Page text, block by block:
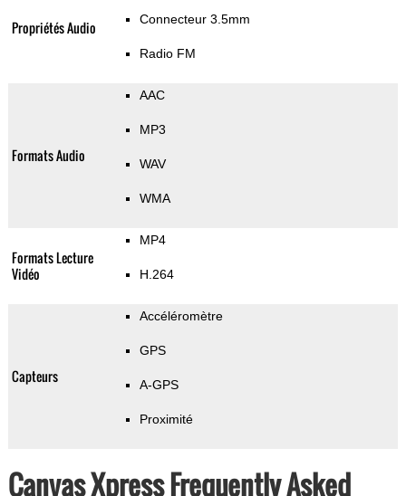
Propriétés Audio Connecteur 3.5mm
Radio FM
Formats Audio
AAC
MP3
WAV
WMA
Formats Lecture
Vidéo
MP4
H.264
Capteurs
Accéléromètre
GPS
A-GPS
Proximité
Canvas Xpress Frequently Asked